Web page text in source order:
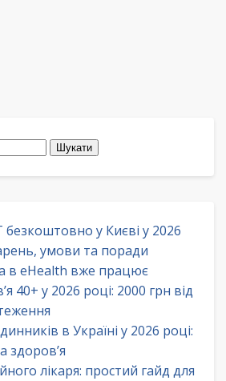
у Києві у 2026
умови та поради
в eHealth вже працює
40+ у 2026 році: 2000 грн від
в Україні у 2026 році:
здоров’я
лікаря: простий гайд для